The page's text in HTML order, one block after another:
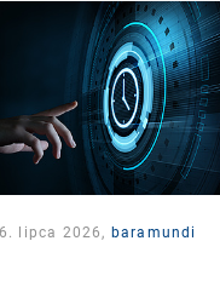
lipca 2026, baramundi